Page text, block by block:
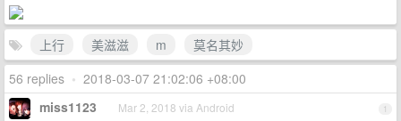
上行 美滋滋 m
莫名其妙
56 replies • 2018-03-07 21:02:06 +08:00
1
miss1123 Mar 2, 2018 via Android